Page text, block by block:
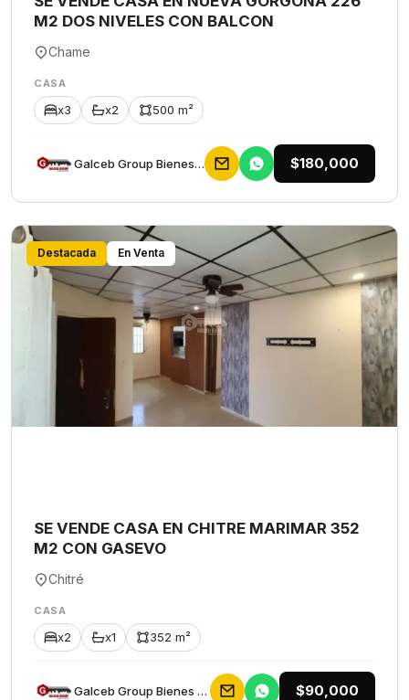
M2 DOS NIVELES CON BALCON
Chame
CASA
x3 x2 500 m²
Galceb Group Bienes Raices $180,000
Destacada En Venta
SE VENDE CASA EN CHITRE MARIMAR 352
M2 CON GASEVO
Chitré
CASA
x2 x1 352 m²
Galceb Group Bienes Raices $90,000